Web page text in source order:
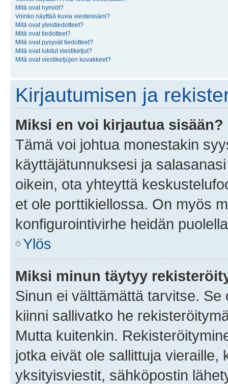
Mitä ovat hymiöt?
Voinko näyttää kuvia viesteissäni?
Mitä ovat yleistiedotteet?
Mitä ovat tiedotteet?
Mitä ovat pysyvät tiedotteet?
Mitä ovat lukitut viestiketjut?
Mitä ovat viestiketjujen kuvakkeet?
Kirjautumisen ja
Miksi en voi kirjautua sisään?
Tämä voi johtua monestakin
käyttäjätunnuksesi ja
oikein, ota yhteyttä
et ole porttikiellossa. On myös
konfigurointivirhe heidän
Ylös
Miksi minun täytyy
Sinun ei välttämättä tarvitse.
kiinni sallivatko he
Mutta kuitenkin.
jotka eivät ole sallittuja vieraille,
yksityisviestit, sähköpostin